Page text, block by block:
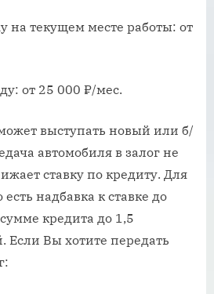
на текущем месте работы: от
от 25 000 ₽/мес.
выступать новый или б/
автомобиля в залог не
ставку по кредиту. Для
надбавка к ставке до
кредита до 1,5
Если Вы хотите передать